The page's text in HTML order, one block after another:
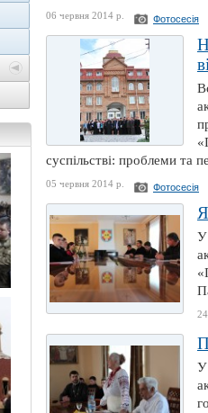
06 червня 2014 р. Фотосесія
суспільстві: проблеми та
05 червня 2014 р. Фотосесія
У
У